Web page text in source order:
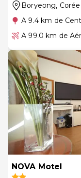
Boryeong,
A 9.4 km de
A 99.0 km de
NOVA Motel